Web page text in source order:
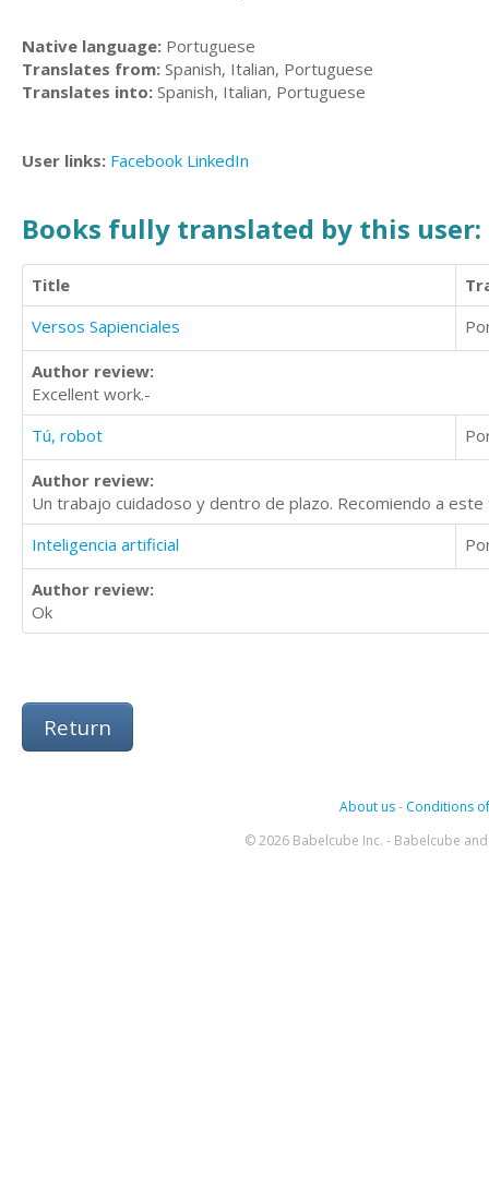
Native language: Portuguese
Translates from: Spanish, Italian, Portuguese
Translates into: Spanish, Italian, Portuguese
User links: Facebook LinkedIn
Books fully translated by this user:
Title
Versos Sapienciales
Author review:
Excellent work.-
Tú, robot
Author review:
Un trabajo cuidadoso y dentro de plazo. Recomiendo a
Inteligencia artificial
Author review:
Ok
Return
About us- Conditions
© 2026 Babelcube Inc. - Babelcube